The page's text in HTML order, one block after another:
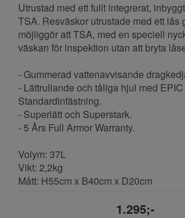
Utrustad med ett fullt integrerat,
TSA. Resväskor utrustade med ett lås
möjliggör att TSA, med en speciell
väskan för inspektion utan att bryta
- Gummerad vattenavvisande
- Lättrullande och tåliga hjul med EPIC
Standardinfästning.
- Superlätt och Superstark.
- 5 Års Full Armor Warranty.
Volym: 37L
Vikt: 2,2kg
Mått: H55cm x B40cm x D20cm
1.295;-